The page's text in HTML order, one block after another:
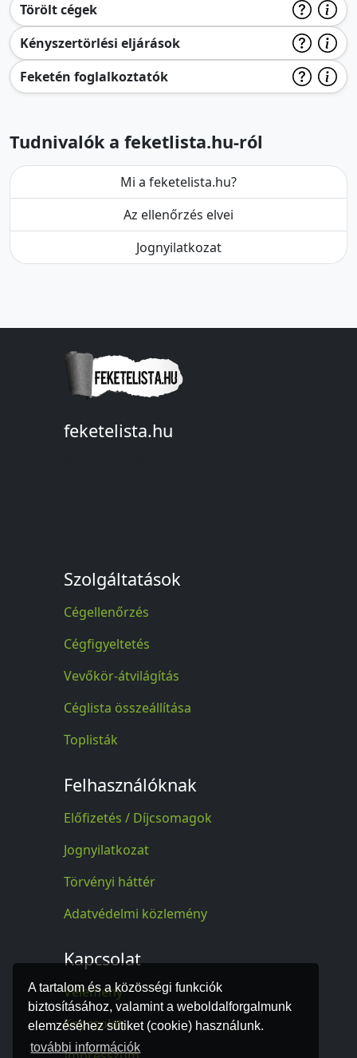
A tartalom és a közösségi funkciók
biztosításához, valamint a weboldalforgalmunk
elemzéséhez sütiket (cookie) használunk.
további információk
Törölt cégek
Kényszertörlési eljárások
Feketén foglalkoztatók
Tudnivalók a feketlista.hu-ról
Mi a feketelista.hu?
Az ellenőrzés elvei
Jognyilatkozat
feketelista.hu
Szolgáltatások
Cégellenőrzés
Cégfigyeltetés
Vevőkör-átvilágítás
Céglista összeállítása
Toplisták
Felhasználóknak
Előfizetés / Díjcsomagok
Jognyilatkozat
Törvényi háttér
Adatvédelmi közlemény
Kapcsolat
Vélemény
Kapcsolat